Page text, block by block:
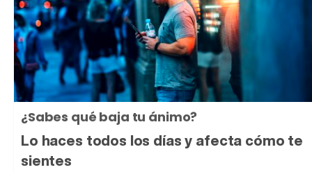
¿Sabes qué baja tu ánimo?
Lo haces todos los días y afecta cómo te
sientes